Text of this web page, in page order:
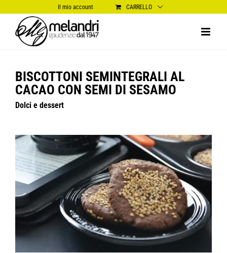
al
contenuto
Il mio account CARRELLO
BISCOTTONI SEMINTEGRALI AL
CACAO CON SEMI DI SESAMO
Dolci e dessert